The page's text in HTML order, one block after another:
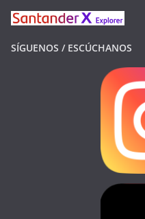
SÍGUENOS / ESCÚCHANOS